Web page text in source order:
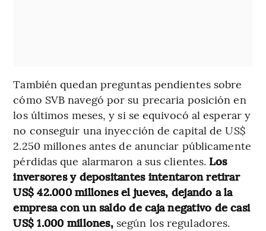
También quedan preguntas pendientes sobre
cómo SVB navegó por su precaria posición en
los últimos meses, y si se equivocó al esperar y
no conseguir una inyección de capital de US$
2.250 millones antes de anunciar públicamente
pérdidas que alarmaron a sus clientes. Los
inversores y depositantes intentaron retirar
US$ 42.000 millones el jueves, dejando a la
empresa con un saldo de caja negativo de casi
US$ 1.000 millones,según los reguladores.